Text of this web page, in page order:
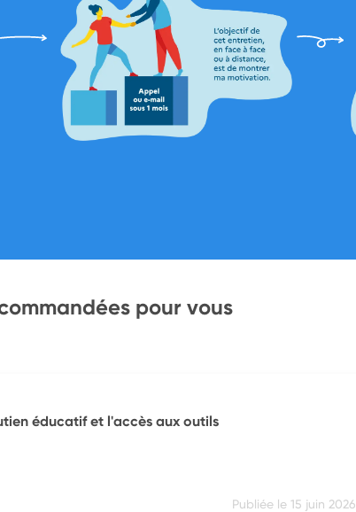
pour vous
éducatif et l'accès aux outils
Publiée le 15 juin 2026